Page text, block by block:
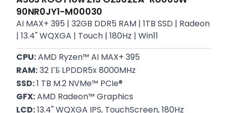
90NR0JY1-M00030
AI MAX+ 395 | 32GB DDR5 RAM | 1TB SSD | Radeon
| 13.4" WQXGA | Touch | 180Hz | Win11
CPU: AMD Ryzen™ AI MAX+ 395
RAM: 32 ГБ LPDDR5x 8000MHz
SSD: 1 TB M.2 NVMe™ PCIe®
GFX: AMD Radeon™ Graphics
LCD: 13.4" WQXGA IPS, TouchScreen, 180Hz